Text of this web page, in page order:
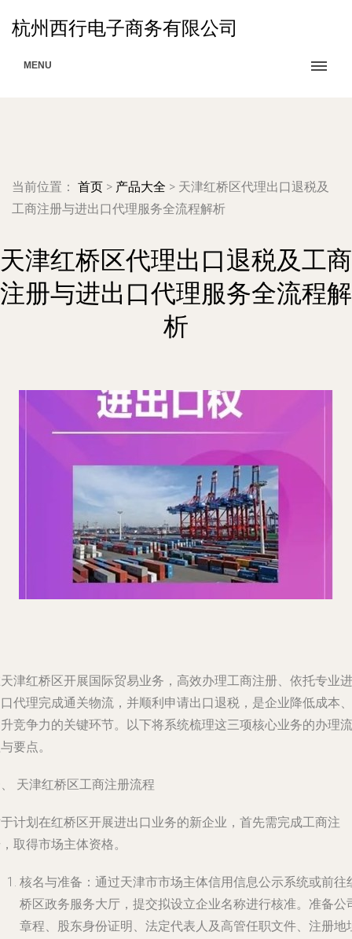
杭州西行电子商务有限公司
MENU
当前位置： 首页 > 产品大全 > 天津红桥区代理出口退税及
工商注册与进出口代理服务全流程解析
天津红桥区代理出口退税及工商
注册与进出口代理服务全流程解
析
津红桥区开展国际贸易业务，高效办理工商注册、依托专业进
代理完成通关物流，并顺利申请出口退税，是企业降低成本、
竞争力的关键环节。以下将系统梳理这三项核心业务的办理流
要点。
天津红桥区工商注册流程
计划在红桥区开展进出口业务的新企业，首先需完成工商注
取得市场主体资格。
核名与准备 ：通过天津市市场主体信用信息公示系统或前往
桥区政务服务大厅，提交拟设立企业名称进行核准。准备公
章程、股东身份证明、法定代表人及高管任职文件、注册地